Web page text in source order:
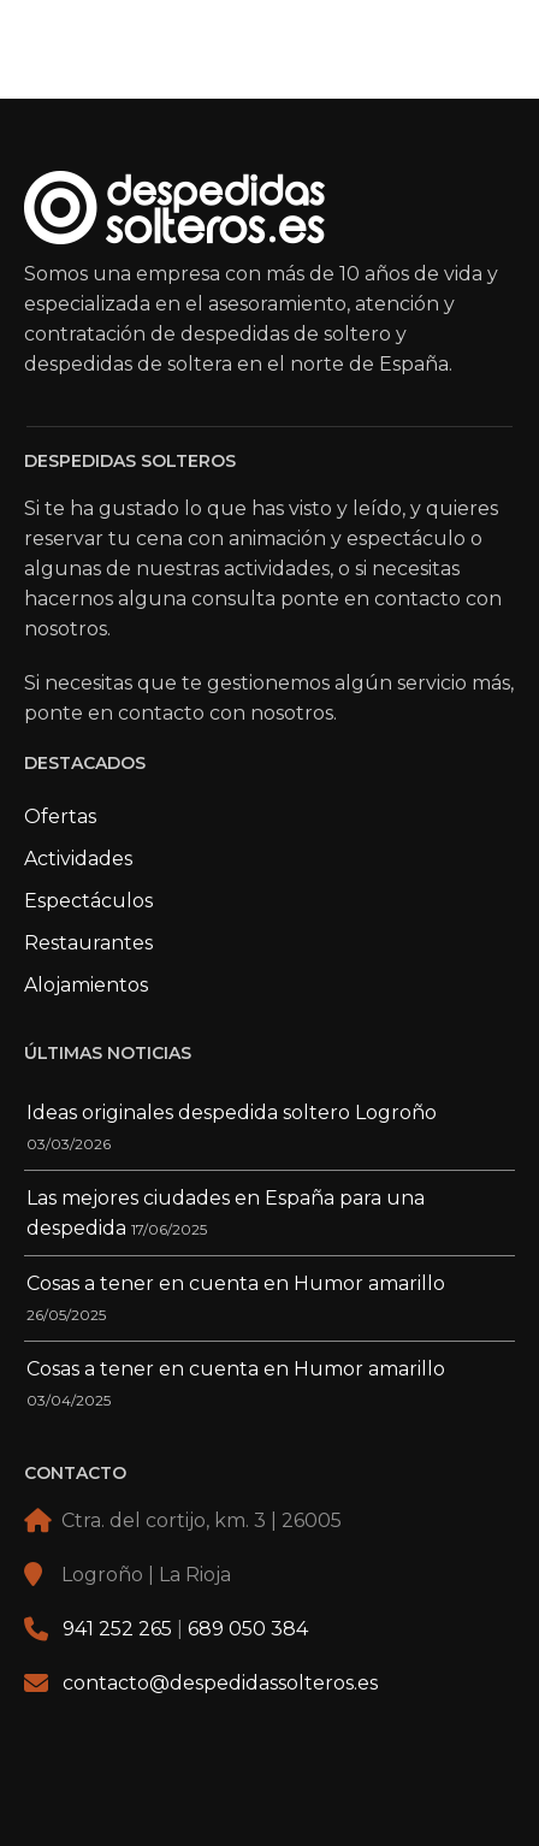
Somos una empresa con más de 10 años de vida y
especializada en el asesoramiento, atención y
contratación de despedidas de soltero y
despedidas de soltera en el norte de España.
DESPEDIDAS SOLTEROS
Si te ha gustado lo que has visto y leído, y quieres
reservar tu cena con animación y espectáculo o
algunas de nuestras actividades, o si necesitas
hacernos alguna consulta ponte en contacto con
nosotros.
Si necesitas que te gestionemos algún servicio más,
ponte en contacto con nosotros.
DESTACADOS
Ofertas
Actividades
Espectáculos
Restaurantes
Alojamientos
ÚLTIMAS NOTICIAS
Ideas originales despedida soltero Logroño
03/03/2026
Las mejores ciudades en España para una
despedida 17/06/2025
Cosas a tener en cuenta en Humor amarillo
26/05/2025
Cosas a tener en cuenta en Humor amarillo
03/04/2025
CONTACTO
Ctra. del cortijo, km. 3 | 26005
Logroño | La Rioja
941 252 265 689 050 384
contacto@despedidassolteros.es